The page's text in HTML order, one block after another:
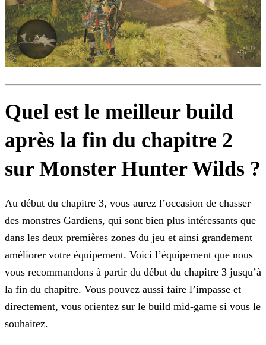
Quel est le meilleur build
après la fin du chapitre 2
sur Monster Hunter Wilds ?
Au début du chapitre 3, vous aurez l’occasion de chasser
des monstres Gardiens, qui sont bien plus intéressants que
dans les deux premières zones du jeu et ainsi grandement
améliorer votre équipement. Voici l’équipement que nous
vous recommandons à partir du début du chapitre 3 jusqu’à
la fin du chapitre. Vous pouvez aussi faire l’impasse et
directement, vous orientez sur le build mid-game si vous le
souhaitez.